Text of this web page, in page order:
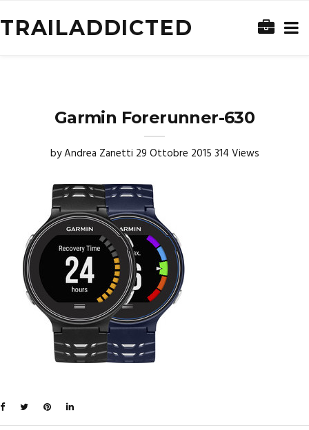
TRAILADDICTED
Garmin Forerunner-630
byAndrea Zanetti 29 Ottobre 2015 314 Views